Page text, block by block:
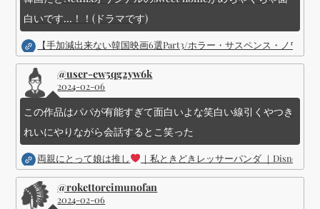
白いです...！！(ドラマです)
【手加減出来ない韓国映画6選Part3/ホラー・サスペンス・ノワー
@user-ew5qg2yw6k
2024-02-06
この作品はパパが有能すぎて面白いよな笑白い線引くやつき
れいにやりながら会話するとこ笑った
両親にとって娘は推し ｜私ときどきレッサーパンダ ｜Disney (
@rokettoreimunofan
2024-02-06